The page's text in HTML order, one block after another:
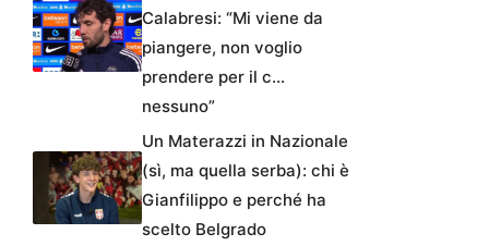
Calabresi: “Mi viene da
piangere, non voglio
prendere per il c…
nessuno”
Un Materazzi in Nazionale
(sì, ma quella serba): chi è
Gianfilippo e perché ha
scelto Belgrado